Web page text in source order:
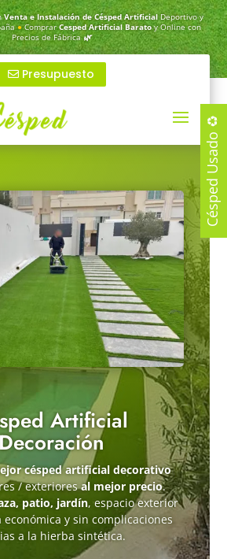
Venta e Instalación de Césped ArtificialDeportivo y
●ComprarCesped Artificial Baratoy Online con
Precios de Fábrica🌿
Presupuesto
Artificial
césped artificial decorativo
/ exterioresal mejor precio.
patio, jardín, espacio exterior
y sin complicaciones
a la hierba sintética.
Césped Usado ♻️